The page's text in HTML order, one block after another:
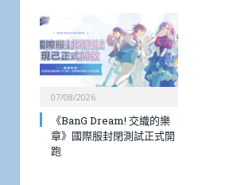
07/08/2026
《BanG Dream! 交織的樂
章》國際服封閉測試正式開
跑